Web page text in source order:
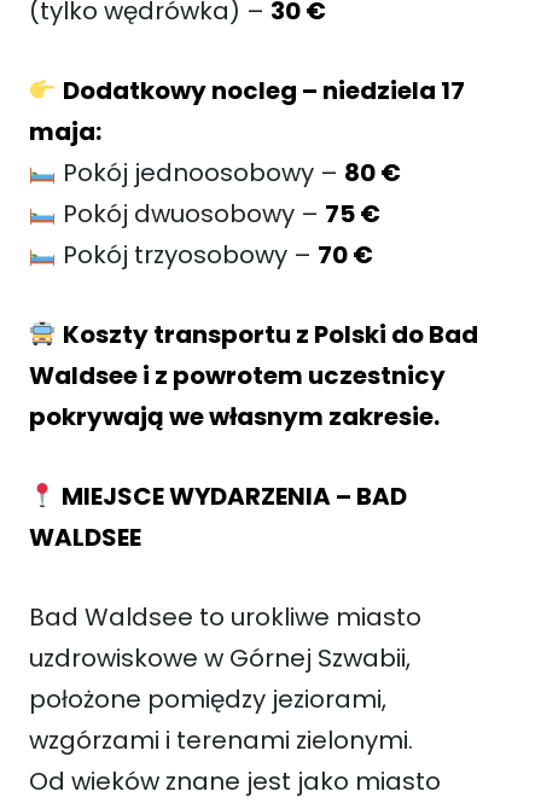
(tylko wędrówka) – 30 €
Dodatkowy nocleg – niedziela 17
maja:
Pokój jednoosobowy – 80 €
Pokój dwuosobowy – 75 €
Pokój trzyosobowy – 70 €
Koszty transportu z Polski do Bad
Waldsee i z powrotem uczestnicy
pokrywają we własnym zakresie.
MIEJSCE WYDARZENIA – BAD
WALDSEE
Bad Waldsee to urokliwe miasto
uzdrowiskowe w Górnej Szwabii,
położone pomiędzy jeziorami,
wzgórzami i terenami zielonymi.
Od wieków znane jest jako miasto